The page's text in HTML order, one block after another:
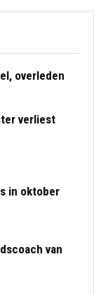
overleden
verliest
in oktober
van